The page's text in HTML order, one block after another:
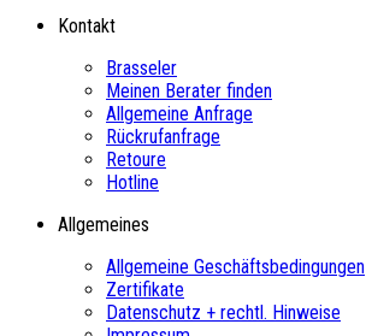
Kontakt
Brasseler
Meinen Berater finden
Allgemeine Anfrage
Rückrufanfrage
Retoure
Hotline
Allgemeines
Allgemeine Geschäftsbedingungen
Zertifikate
Datenschutz + rechtl. Hinweise